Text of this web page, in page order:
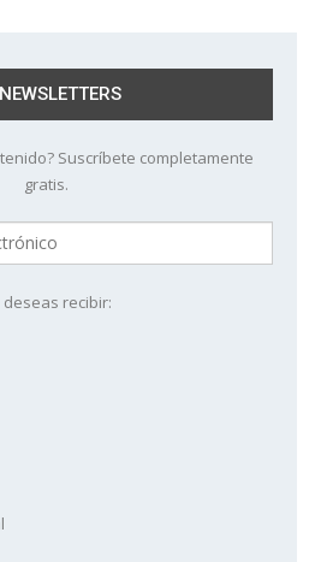
Suscríbete completamente
gratis.
recibir: